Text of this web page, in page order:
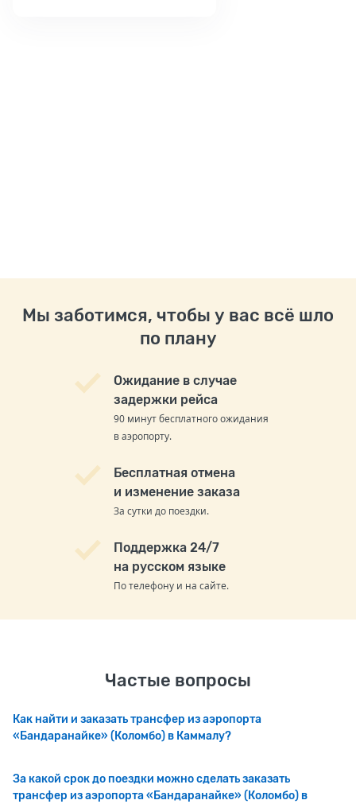
Мы заботимся, чтобы у вас всё шло
по плану
Ожидание в случае
задержки рейса
90 минут бесплатного ожидания
в аэропорту.
Бесплатная отмена
и изменение заказа
За сутки до поездки.
Поддержка 24/7
на русском языке
По телефону и на сайте.
Частые вопросы
Как найти и заказать трансфер из аэропорта
«Бандаранайке» (Коломбо) в Каммалу?
За какой срок до поездки можно сделать заказать
трансфер из аэропорта «Бандаранайке» (Коломбо) в